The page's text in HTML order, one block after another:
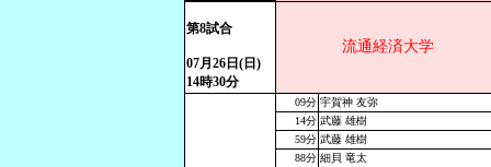
第8試合
07月26日(日)
14時30分
流通経済大学
09分 宇賀神 友弥
14分 武藤 雄樹
59分 武藤 雄樹
88分 細貝 竜太